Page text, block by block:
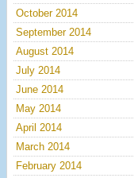
October 2014
September 2014
August 2014
July 2014
June 2014
May 2014
April 2014
March 2014
February 2014